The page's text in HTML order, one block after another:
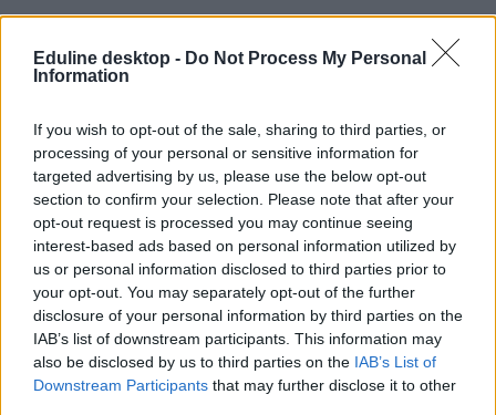
Eduline desktop - Do Not Process My Personal
Information
If you wish to opt-out of the sale, sharing to third parties, or
processing of your personal or sensitive information for
targeted advertising by us, please use the below opt-out
section to confirm your selection. Please note that after your
opt-out request is processed you may continue seeing
interest-based ads based on personal information utilized by
us or personal information disclosed to third parties prior to
your opt-out. You may separately opt-out of the further
disclosure of your personal information by third parties on the
IAB’s list of downstream participants. This information may
also be disclosed by us to third parties on the IAB’s List of
Downstream Participants that may further disclose it to other
ponthatárhúzás
vicces
meme
ponthatárok 2022